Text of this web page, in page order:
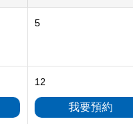
5
12
我要預約